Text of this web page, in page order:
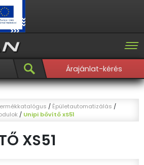
Árajánlat-kérés
/ Épületautomatizálás /
/ Unipi bővítő xS51
XS51